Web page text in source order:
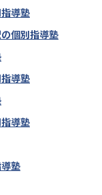
導塾
個別指導塾
導塾
導塾
塾